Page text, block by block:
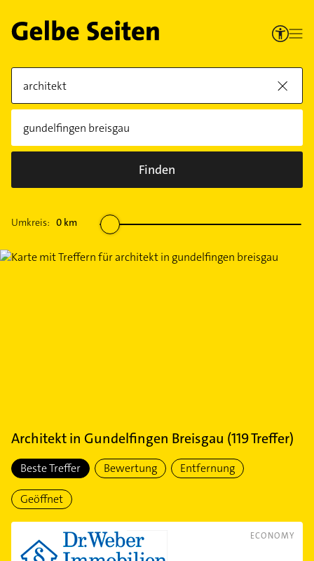
Finden
Umkreis: 0 km
Architektin Gundelfingen Breisgau (119Treffer)
Beste Treffer Bewertung Entfernung
Geöffnet
ECONOMY